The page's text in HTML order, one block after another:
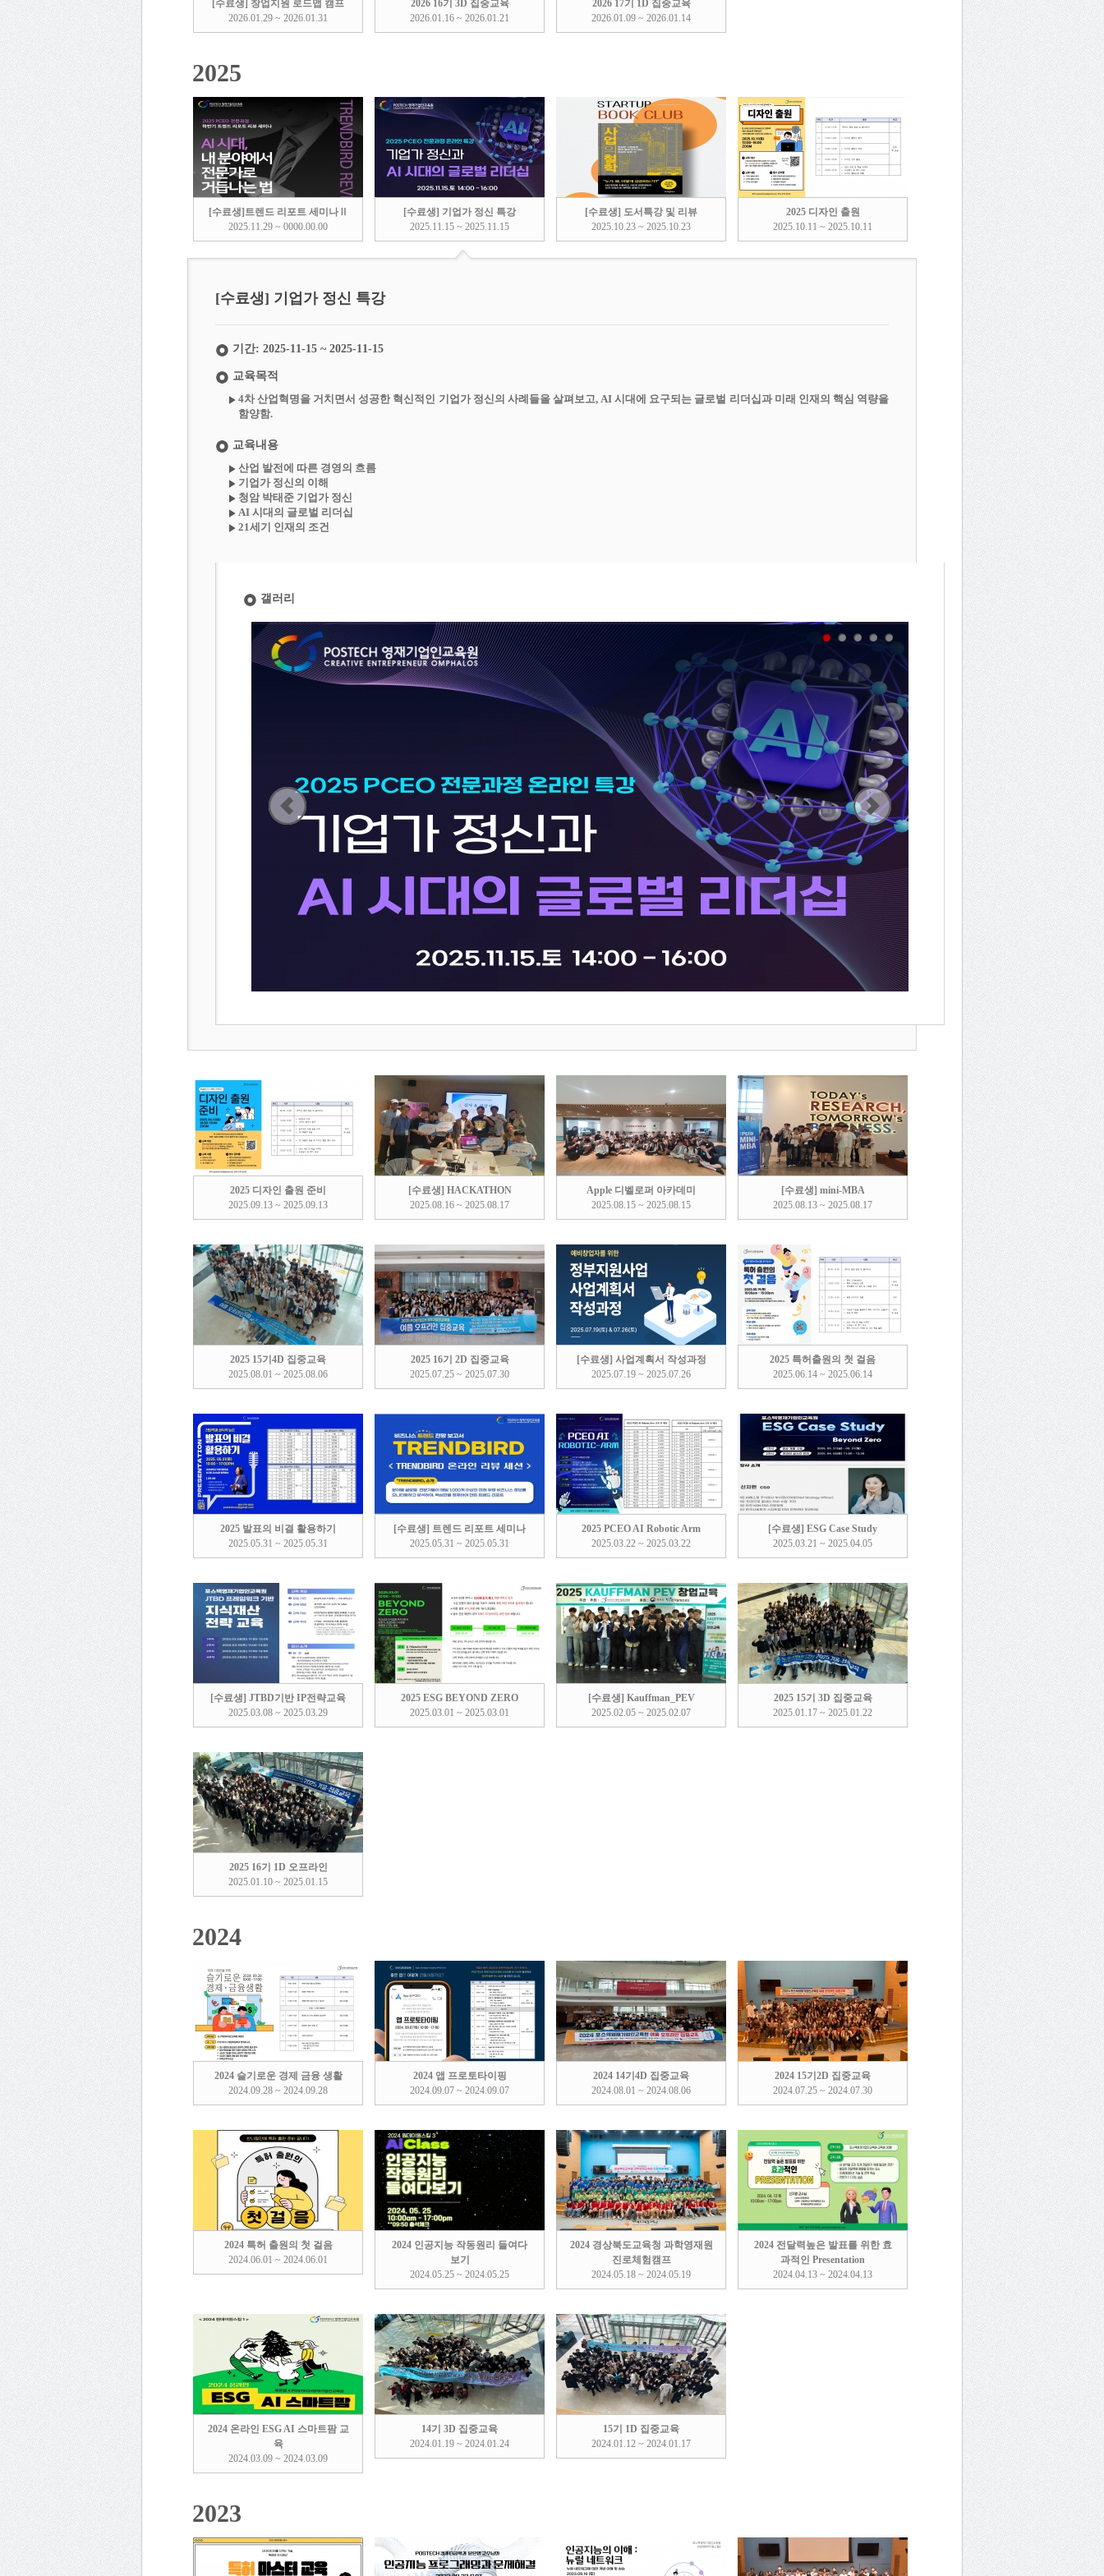
[수료생] 창업지원 로드맵 캠프
2026.01.29 ~ 2026.01.31
2026 16기 3D 집중교육
2026.01.16 ~ 2026.01.21
2026 17기 1D 집중교육
2026.01.09 ~ 2026.01.14
2025
[수료생]트렌드 리포트 세미나Ⅱ
2025.11.29 ~ 0000.00.00
[수료생] 기업가 정신 특강
2025.11.15 ~ 2025.11.15
[수료생] 도서특강 및 리뷰
2025.10.23 ~ 2025.10.23
2025 디자인 출원
2025.10.11 ~ 2025.10.11
[수료생] 기업가 정신 특강
기간: 2025-11-15 ~ 2025-11-15
교육목적
4차 산업혁명을 거치면서 성공한 혁신적인 기업가 정신의 사례들을 살펴보고, AI 시대에 요구되는 글로벌 리더십과 미래 인재의 핵심 역량을
함양함.
교육내용
­산업 발전에 따른 경영의 흐름
­기업가 정신의 이해
­청암 박태준 기업가 정신
­AI 시대의 글로벌 리더십
­21세기 인재의 조건
갤러리
2025 디자인 출원 준비
2025.09.13 ~ 2025.09.13
[수료생] HACKATHON
2025.08.16 ~ 2025.08.17
Apple 디벨로퍼 아카데미
2025.08.15 ~ 2025.08.15
[수료생] mini-MBA
2025.08.13 ~ 2025.08.17
2025 15기4D 집중교육
2025.08.01 ~ 2025.08.06
2025 16기 2D 집중교육
2025.07.25 ~ 2025.07.30
[수료생] 사업계획서 작성과정
2025.07.19 ~ 2025.07.26
2025 특허출원의 첫 걸음
2025.06.14 ~ 2025.06.14
2025 발표의 비결 활용하기
2025.05.31 ~ 2025.05.31
[수료생] 트렌드 리포트 세미나
2025.05.31 ~ 2025.05.31
2025 PCEO AI Robotic Arm
2025.03.22 ~ 2025.03.22
[수료생] ESG Case Study
2025.03.21 ~ 2025.04.05
[수료생] JTBD기반 IP전략교육
2025.03.08 ~ 2025.03.29
2025 ESG BEYOND ZERO
2025.03.01 ~ 2025.03.01
[수료생] Kauffman_PEV
2025.02.05 ~ 2025.02.07
2025 15기 3D 집중교육
2025.01.17 ~ 2025.01.22
2025 16기 1D 오프라인
2025.01.10 ~ 2025.01.15
2024
2024 슬기로운 경제 금융 생활
2024.09.28 ~ 2024.09.28
2024 앱 프로토타이핑
2024.09.07 ~ 2024.09.07
2024 14기4D 집중교육
2024.08.01 ~ 2024.08.06
2024 15기2D 집중교육
2024.07.25 ~ 2024.07.30
2024 특허 출원의 첫 걸음
2024.06.01 ~ 2024.06.01
2024 인공지능 작동원리 들여다
보기
2024.05.25 ~ 2024.05.25
2024 경상북도교육청 과학영재원
진로체험캠프
2024.05.18 ~ 2024.05.19
2024 전달력높은 발표를 위한 효
과적인 Presentation
2024.04.13 ~ 2024.04.13
2024 온라인 ESG AI 스마트팜 교
육
2024.03.09 ~ 2024.03.09
14기 3D 집중교육
2024.01.19 ~ 2024.01.24
15기 1D 집중교육
2024.01.12 ~ 2024.01.17
2023